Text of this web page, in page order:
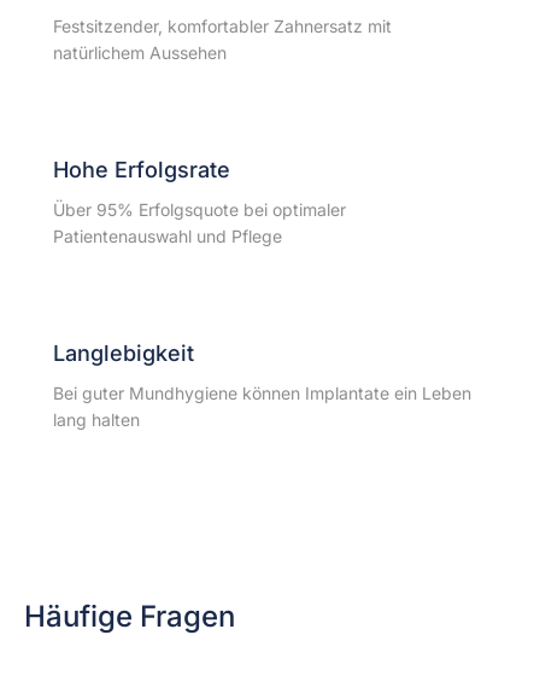
Festsitzender, komfortabler Zahnersatz mit
natürlichem Aussehen
Hohe Erfolgsrate
Über 95% Erfolgsquote bei optimaler
Patientenauswahl und Pflege
Langlebigkeit
Bei guter Mundhygiene können Implantate ein Leben
lang halten
Häufige Fragen